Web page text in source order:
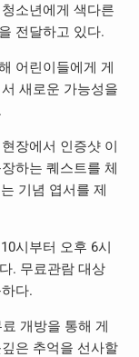
소년에게 색다른
전달하고 있다.
어린이들에게 게
새로운 가능성을
장에서 인증샷 이
하는 퀘스트를 체
기념 엽서를 제
시부터 오후 6시
. 무료관람 대상
다.
개방을 통해 게
은 추억을 선사할